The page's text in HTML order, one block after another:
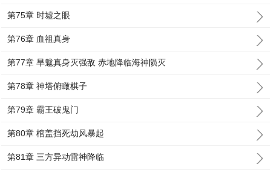
第75章 时墟之眼
第76章 血祖真身
第77章 旱魃真身灭强敌 赤地降临海神陨灭
第78章 神塔俯瞰棋子
第79章 霸王破鬼门
第80章 棺盖挡死劫风暴起
第81章 三方异动雷神降临